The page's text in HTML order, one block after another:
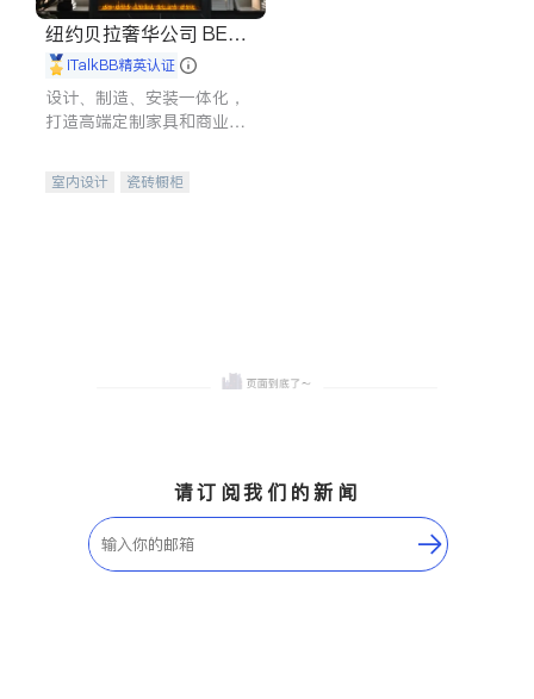
纽约贝拉奢华公司 BELL
A LUXE
iTalkBB精英认证
设计、制造、安装一体化，
打造高端定制家具和商业空
室内设计
瓷砖橱柜
请订阅我们的新闻